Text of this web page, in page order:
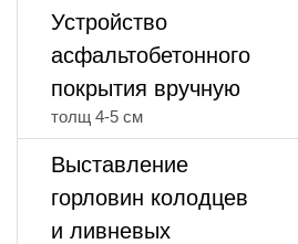
Устройство
асфальтобетонного
покрытия вручную
толщ 4-5 см
Выставление
горловин колодцев
и ливневых